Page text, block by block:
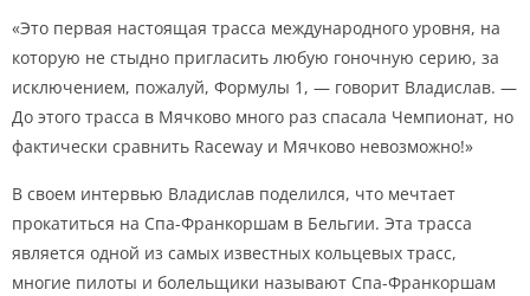
«Это первая настоящая трасса международного уровня, на
которую не стыдно пригласить любую гоночную серию, за
исключением, пожалуй, Формулы 1, — говорит Владислав. —
До этого трасса в Мячково много раз спасала Чемпионат, но
фактически сравнить Raceway и Мячково невозможно!»
В своем интервью Владислав поделился, что мечтает
прокатиться на Спа-Франкоршам в Бельгии. Эта трасса
является одной из самых известных кольцевых трасс,
многие пилоты и болельщики называют Спа-Франкоршам